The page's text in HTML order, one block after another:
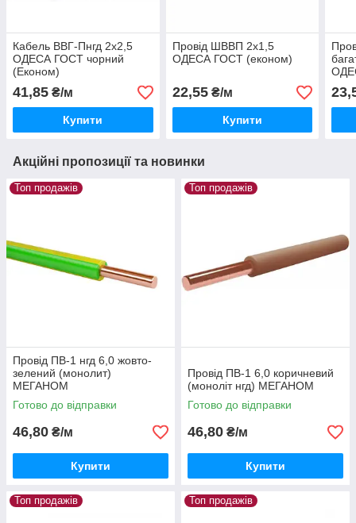
Кабель ВВГ-Пнгд 2х2,5
ОДЕСА ГОСТ чорний
(Економ)
41,85 ₴/м
Купити
Провід ШВВП 2х1,5
ОДЕСА ГОСТ (економ)
22,55₴/м
Купити
Акційні пропозиції та новинки
Топ продажів
Провід ПВ-1 нгд 6,0 жовто-
зелений (монолит)
МЕГАНОМ
Готово до відправки
46,80 ₴/м
Купити
Топ продажів
Провід ПВ-1 6,0 коричневий
(моноліт нгд) МЕГАНОМ
Готово до відправки
46,80 ₴/м
Купити
Топ продажів Топ продажів